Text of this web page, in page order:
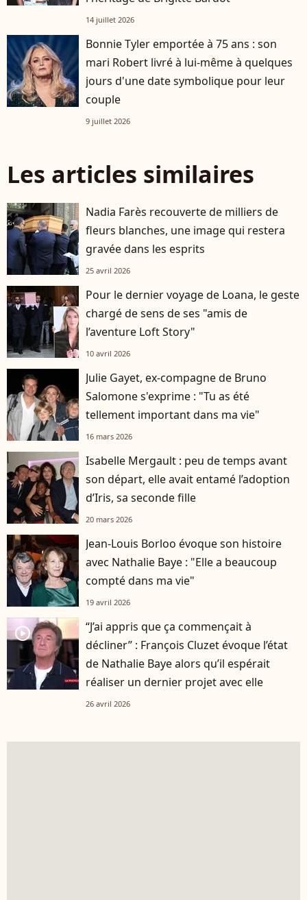
14 juillet 2026
Bonnie Tyler emportée à 75 ans : son
mari Robert livré à lui-même à quelques
jours d'une date symbolique pour leur
couple
9 juillet 2026
Les articles similaires
Nadia Farès recouverte de milliers de
fleurs blanches, une image qui restera
gravée dans les esprits
25 avril 2026
Pour le dernier voyage de Loana, le geste
chargé de sens de ses "amis de
l’aventure Loft Story"
10 avril 2026
Julie Gayet, ex-compagne de Bruno
Salomone s'exprime : "Tu as été
tellement important dans ma vie"
16 mars 2026
Isabelle Mergault : peu de temps avant
son départ, elle avait entamé l’adoption
d’Iris, sa seconde fille
20 mars 2026
Jean-Louis Borloo évoque son histoire
avec Nathalie Baye : "Elle a beaucoup
compté dans ma vie"
19 avril 2026
player2
“J’ai appris que ça commençait à
décliner” : François Cluzet évoque l’état
de Nathalie Baye alors qu’il espérait
réaliser un dernier projet avec elle
26 avril 2026